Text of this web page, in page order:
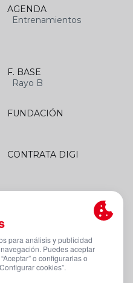
AGENDA
Entrenamientos
F. BASE
Rayo B
FUNDACIÓN
CONTRATA DIGI
De Uso
Cookies